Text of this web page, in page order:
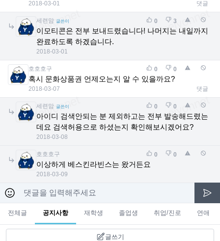
2018-03-01 댓글
세련맘 글쓴이 0 3
이모티콘은 전부 보내드렸습니다! 나머지는 내일까지
완료하도록 하겠습니다.
2018-03-01
호호호구 0 0
혹시 문화상품권 언제오는지 알 수 있을까요?
2018-03-07 댓글
세련맘 글쓴이 0 0
아이디 검색안되는 분 제외하고는 전부 발송해드렸는
데요 검색허용으로 하셨는지 확인해보시겠어요?
2018-03-08
호호호구 0 0
이상하게 베스킨라빈스는 왔거든요
2018-03-09
전체글 공지사항 재학생 졸업생 취업/진로 연애
글쓰기